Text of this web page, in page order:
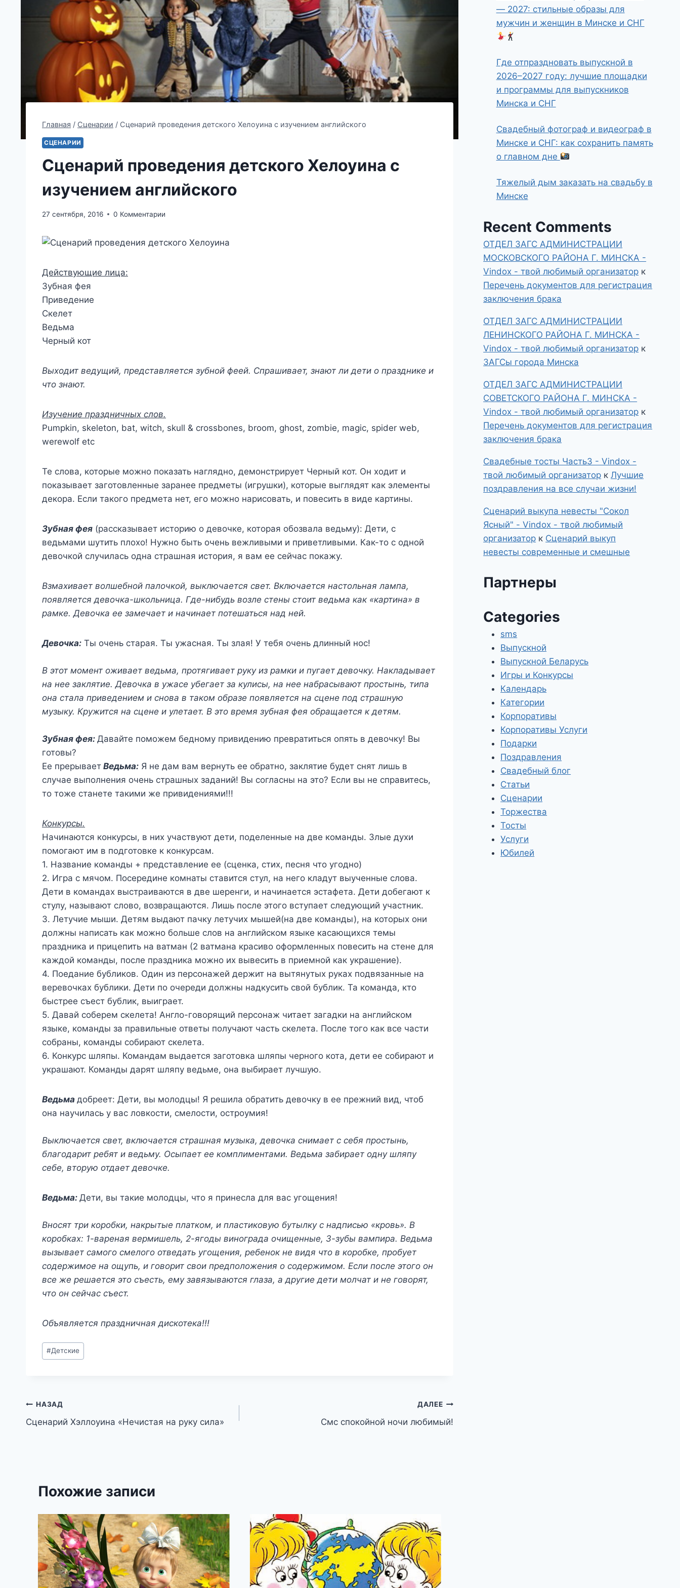
Главная / Сценарии / Сценарий проведения детского Хелоуина с изучением английского
СЦЕНАРИИ
Сценарий проведения детского Хелоуина с
изучением английского
27 сентября, 2016 0 Комментарии
Действующие лица:
Зубная фея
Приведение
Скелет
Ведьма
Черный кот
Выходит ведущий, представляется зубной феей. Спрашивает, знают ли дети о празднике и
что знают.
Изучение праздничных слов.
Pumpkin, skeleton, bat, witch, skull & crossbones, broom, ghost, zombie, magic, spider web,
werewolf etc
Те слова, которые можно показать наглядно, демонстрирует Черный кот. Он ходит и
показывает заготовленные заранее предметы (игрушки), которые выглядят как элементы
декора. Если такого предмета нет, его можно нарисовать, и повесить в виде картины.
Зубная фея (рассказывает историю о девочке, которая обозвала ведьму): Дети, с
ведьмами шутить плохо! Нужно быть очень вежливыми и приветливыми. Как-то с одной
девочкой случилась одна страшная история, я вам ее сейчас покажу.
Взмахивает волшебной палочкой, выключается свет. Включается настольная лампа,
появляется девочка-школьница. Где-нибудь возле стены стоит ведьма как «картина» в
рамке. Девочка ее замечает и начинает потешаться над ней.
Девочка: Ты очень старая. Ты ужасная. Ты злая! У тебя очень длинный нос!
В этот момент оживает ведьма, протягивает руку из рамки и пугает девочку. Накладывает
на нее заклятие. Девочка в ужасе убегает за кулисы, на нее набрасывают простынь, типа
она стала приведением и снова в таком образе появляется на сцене под страшную
музыку. Кружится на сцене и улетает. В это время зубная фея обращается к детям.
Зубная фея: Давайте поможем бедному привидению превратиться опять в девочку! Вы
готовы?
Ее прерывает Ведьма: Я не дам вам вернуть ее обратно, заклятие будет снят лишь в
случае выполнения очень страшных заданий! Вы согласны на это? Если вы не справитесь,
то тоже станете такими же привидениями!!!
Конкурсы.
Начинаются конкурсы, в них участвуют дети, поделенные на две команды. Злые духи
помогают им в подготовке к конкурсам.
1. Название команды + представление ее (сценка, стих, песня что угодно)
2. Игра с мячом. Посередине комнаты ставится стул, на него кладут выученные слова.
Дети в командах выстраиваются в две шеренги, и начинается эстафета. Дети добегают к
стулу, называют слово, возвращаются. Лишь после этого вступает следующий участник.
3. Летучие мыши. Детям выдают пачку летучих мышей(на две команды), на которых они
должны написать как можно больше слов на английском языке касающихся темы
праздника и прицепить на ватман (2 ватмана красиво оформленных повесить на стене для
каждой команды, после праздника можно их вывесить в приемной как украшение).
4. Поедание бубликов. Один из персонажей держит на вытянутых руках подвязанные на
веревочках бублики. Дети по очереди должны надкусить свой бублик. Та команда, кто
быстрее съест бублик, выиграет.
5. Давай соберем скелета! Англо-говорящий персонаж читает загадки на английском
языке, команды за правильные ответы получают часть скелета. После того как все части
собраны, команды собирают скелета.
6. Конкурс шляпы. Командам выдается заготовка шляпы черного кота, дети ее собирают и
украшают. Команды дарят шляпу ведьме, она выбирает лучшую.
Ведьма добреет: Дети, вы молодцы! Я решила обратить девочку в ее прежний вид, чтоб
она научилась у вас ловкости, смелости, остроумия!
Выключается свет, включается страшная музыка, девочка снимает с себя простынь,
благодарит ребят и ведьму. Осыпает ее комплиментами. Ведьма забирает одну шляпу
себе, вторую отдает девочке.
Ведьма: Дети, вы такие молодцы, что я принесла для вас угощения!
Вносят три коробки, накрытые платком, и пластиковую бутылку с надписью «кровь». В
коробках: 1-вареная вермишель, 2-ягоды винограда очищенные, 3-зубы вампира. Ведьма
вызывает самого смелого отведать угощения, ребенок не видя что в коробке, пробует
содержимое на ощупь, и говорит свои предположения о содержимом. Если после этого он
все же решается это съесть, ему завязываются глаза, а другие дети молчат и не говорят,
что он сейчас съест.
Объявляется праздничная дискотека!!!
Метки
записи:
#Детские
Навигация
по
НАЗАД
Сценарий Хэллоуина «Нечистая на руку сила»
ДАЛЕЕ
Смс спокойной ночи любимый!
Похожие записи
— 2027: стильные образы для
мужчин и женщин в Минске и СНГ
Где отпраздновать выпускной в
2026–2027 году: лучшие площадки
и программы для выпускников
Минска и СНГ
Свадебный фотограф и видеограф в
Минске и СНГ: как сохранить память
о главном дне
Тяжелый дым заказать на свадьбу в
Минске
Recent Comments
ОТДЕЛ ЗАГС АДМИНИСТРАЦИИ
МОСКОВСКОГО РАЙОНА Г. МИНСКА -
Vindox - твой любимый организатор к
Перечень документов для регистрация
заключения брака
ОТДЕЛ ЗАГС АДМИНИСТРАЦИИ
ЛЕНИНСКОГО РАЙОНА Г. МИНСКА -
Vindox - твой любимый организатор к
ЗАГСы города Минска
ОТДЕЛ ЗАГС АДМИНИСТРАЦИИ
СОВЕТСКОГО РАЙОНА Г. МИНСКА -
Vindox - твой любимый организатор к
Перечень документов для регистрация
заключения брака
Свадебные тосты Часть3 - Vindox -
твой любимый организатор кЛучшие
поздравления на все случаи жизни!
Сценарий выкупа невесты "Сокол
Ясный" - Vindox - твой любимый
организатор к Сценарий выкуп
невесты современные и смешные
Партнеры
Categories
sms
Выпускной
Выпускной Беларусь
Игры и Конкурсы
Календарь
Категории
Корпоративы
Корпоративы Услуги
Подарки
Поздравления
Свадебный блог
Статьи
Сценарии
Торжества
Тосты
Услуги
Юбилей